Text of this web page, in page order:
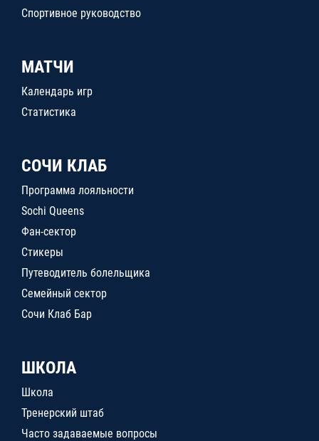
Спортивное руководство
МАТЧИ
Календарь игр
Статистика
СОЧИ КЛАБ
Программа лояльности
Sochi Queens
Фан-сектор
Стикеры
Путеводитель болельщика
Семейный сектор
Сочи Клаб Бар
ШКОЛА
Школа
Тренерский штаб
Часто задаваемые вопросы